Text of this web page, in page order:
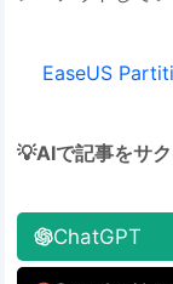
EaseUS
💡AIで記事をサ
ChatGPT